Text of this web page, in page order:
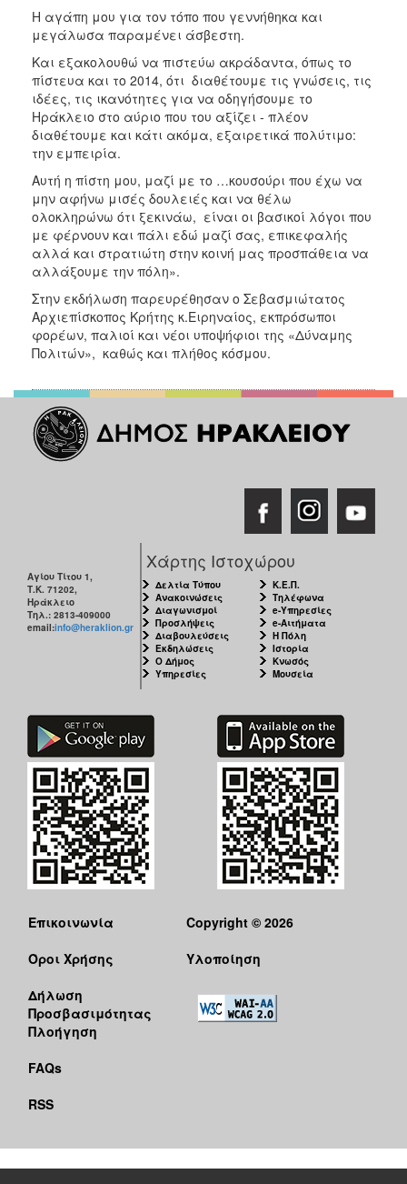
Η αγάπη μου για τον τόπο που γεννήθηκα και
μεγάλωσα παραμένει άσβεστη.
Και εξακολουθώ να πιστεύω ακράδαντα, όπως το
πίστευα και το 2014, ότι διαθέτουμε τις γνώσεις, τις
ιδέες, τις ικανότητες για να οδηγήσουμε το
Ηράκλειο στο αύριο που του αξίζει - πλέον
διαθέτουμε και κάτι ακόμα, εξαιρετικά πολύτιμο:
την εμπειρία.
Αυτή η πίστη μου, μαζί με το …κουσούρι που έχω να
μην αφήνω μισές δουλειές και να θέλω
ολοκληρώνω ότι ξεκινάω, είναι οι βασικοί λόγοι που
με φέρνουν και πάλι εδώ μαζί σας, επικεφαλής
αλλά και στρατιώτη στην κοινή μας προσπάθεια να
αλλάξουμε την πόλη».
Στην εκδήλωση παρευρέθησαν ο Σεβασμιώτατος
Αρχιεπίσκοπος Κρήτης κ.Ειρηναίος, εκπρόσωποι
φορέων, παλιοί και νέοι υποψήφιοι της «Δύναμης
Πολιτών», καθώς και πλήθος κόσμου.
Αγίου Τίτου 1,
Τ.Κ. 71202,
Ηράκλειο
Τηλ.: 2813-409000
email:info@heraklion.gr
Χάρτης Ιστοχώρου
Δελτία Τύπου
Ανακοινώσεις
Διαγωνισμοί
Προσλήψεις
Διαβουλεύσεις
Εκδηλώσεις
Ο Δήμος
Υπηρεσίες
Κ.Ε.Π.
Τηλέφωνα
e-Υπηρεσίες
e-Αιτήματα
Η Πόλη
Ιστορία
Κνωσός
Μουσεία
Επικοινωνία
Όροι Χρήσης
Δήλωση
Προσβασιμότητας
Πλοήγηση
FAQs
RSS
Copyright © 2026
Υλοποίηση